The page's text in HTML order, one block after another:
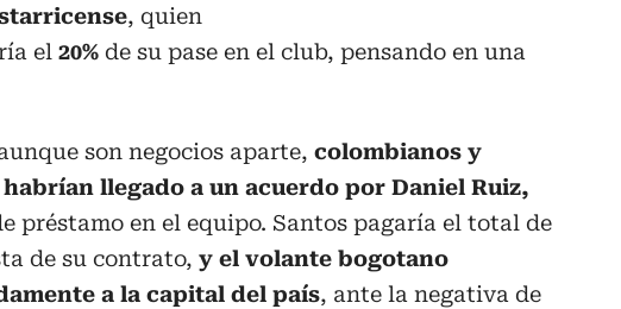
, quien
el 20% de su pase en el club, pensando en una
son negocios aparte, colombianos y
llegado a un acuerdo por Daniel Ruiz,
préstamo en el equipo. Santos pagaría el total de
de su contrato, y el volante bogotano
a la capital del país, ante la negativa de